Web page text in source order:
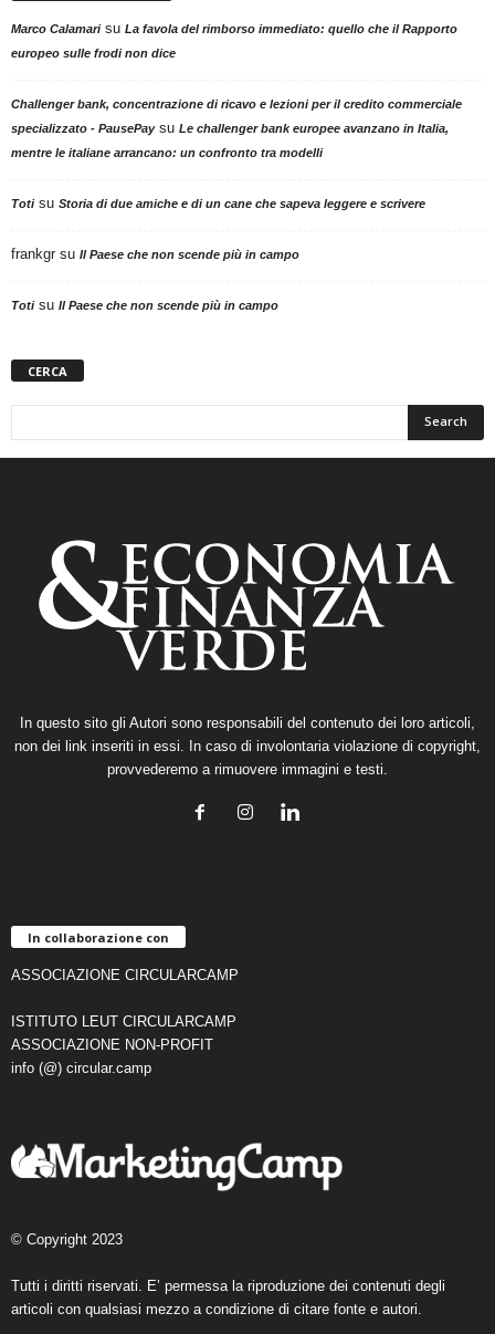
Marco Calamarisu La favola del rimborso immediato: quello che il Rapporto
europeo sulle frodi non dice
Challenger bank, concentrazione di ricavo e lezioni per il credito commerciale
specializzato - PausePaysu Le challenger bank europee avanzano in Italia,
mentre le italiane arrancano: un confronto tra modelli
Totisu Storia di due amiche e di un cane che sapeva leggere e scrivere
frankgr su Il Paese che non scende più in campo
Totisu Il Paese che non scende più in campo
CERCA
In questo sito gli Autori sono responsabili del contenuto dei loro articoli,
non dei link inseriti in essi. In caso di involontaria violazione di copyright,
provvederemo a rimuovere immagini e testi.
In collaborazione con
ASSOCIAZIONE CIRCULARCAMP
ISTITUTO LEUT CIRCULARCAMP
ASSOCIAZIONE NON-PROFIT
info (@) circular.camp
© Copyright 2023
Tutti i diritti riservati. E’ permessa la riproduzione dei contenuti degli
articoli con qualsiasi mezzo a condizione di citare fonte e autori.